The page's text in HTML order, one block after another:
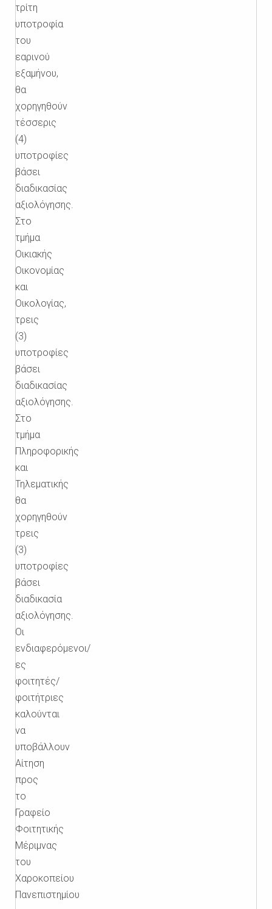
τρίτη
υποτροφία
του
εαρινού
εξαμήνου,
θα
χορηγηθούν
τέσσερις
(4)
υποτροφίες
βάσει
διαδικασίας
αξιολόγησης.
Στο
τμήμα
Οικιακής
Οικονομίας
και
Οικολογίας,
τρεις
(3)
υποτροφίες
βάσει
διαδικασίας
αξιολόγησης.
Στο
τμήμα
Πληροφορικής
και
Τηλεματικής
θα
χορηγηθούν
τρεις
(3)
υποτροφίες
βάσει
διαδικασία
αξιολόγησης.
Οι
ενδιαφερόμενοι/
ες
φοιτητές/
φοιτήτριες
καλούνται
να
υποβάλλουν
Αίτηση
προς
το
Γραφείο
Φοιτητικής
Μέριμνας
του
Χαροκοπείου
Πανεπιστημίου